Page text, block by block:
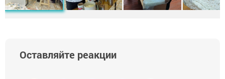
Оставляйте реакции